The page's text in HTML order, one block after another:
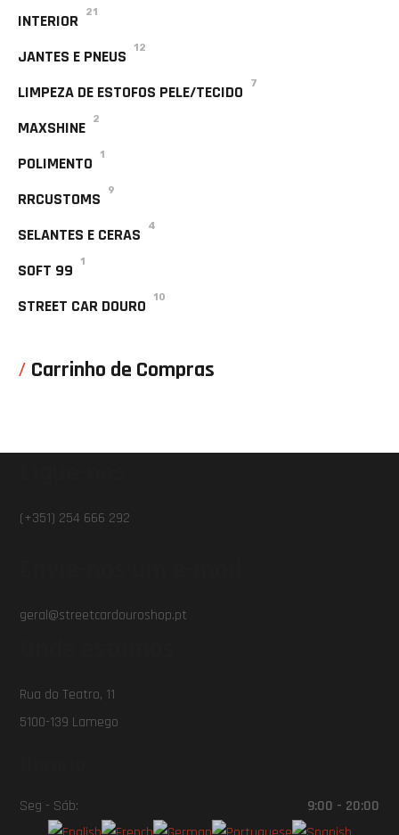
INTERIOR 21
JANTES E PNEUS 12
LIMPEZA DE ESTOFOS PELE/TECIDO 7
MAXSHINE 2
POLIMENTO 1
RRCUSTOMS 9
SELANTES E CERAS 4
SOFT 99 1
STREET CAR DOURO 10
Carrinho de Compras
(+351) 254 666 292
geral@streetcardouroshop.pt
Rua do Teatro, 11
5100-139 Lamego
Seg - Sáb: 9:00 - 20:00